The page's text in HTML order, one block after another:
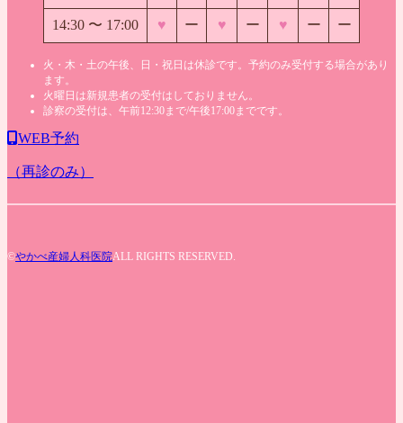
14:30 〜 17:00 ♥ ー ♥ ー ♥ ー ー
火・木・土の午後、日・祝日は休診です。予約のみ受付する場合があり
ます。
火曜日は新規患者の受付はしておりません。
診察の受付は、午前12:30まで/午後17:00までです。
WEB予約
（再診のみ）
©やかべ産婦人科医院ALL RIGHTS RESERVED.